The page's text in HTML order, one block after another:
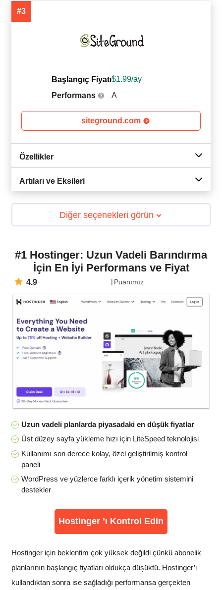
#3
Başlangıç Fiyatı$1.99/ay
Performans
A
siteground.com
Özellikler
Artıları ve Eksileri
Diğer seçenekleri görün
#1 Hostinger: Uzun Vadeli Barındırma
İçin En İyi Performans ve Fiyat
4.9 Puanımız
Uzun vadeli planlarda piyasadaki en düşük fiyatlar
Üst düzey sayfa yükleme hızı için LiteSpeed teknolojisi
Kullanımı son derece kolay, özel geliştirilmiş kontrol
paneli
WordPress ve yüzlerce farklı içerik yönetim sistemini
destekler
Hostinger ’ı Kontrol Edin
Hostinger için beklentim çok yüksek değildi çünkü abonelik
planlarının başlangıç fiyatları oldukça düşüktü. Hostinger’i
kullandıktan sonra ise sağladığı performansa gerçekten